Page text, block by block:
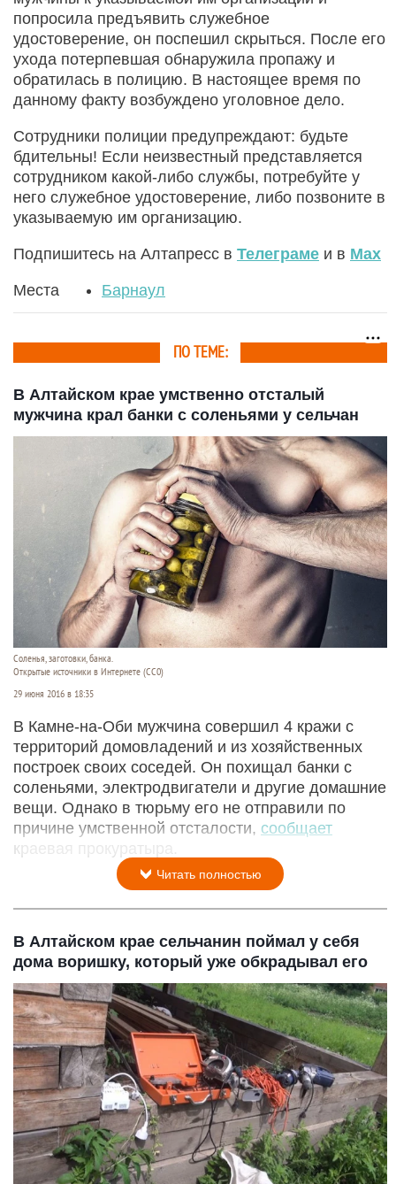
попросила предъявить служебное
удостоверение, он поспешил скрыться. После его
ухода потерпевшая обнаружила пропажу и
обратилась в полицию. В настоящее время по
данному факту возбуждено уголовное дело.
Сотрудники полиции предупреждают: будьте
бдительны! Если неизвестный представляется
сотрудником какой-либо службы, потребуйте у
него служебное удостоверение, либо позвоните в
указываемую им организацию.
Подпишитесь на Алтапресс в Телеграме и в Max
Места Барнаул
ПО ТЕМЕ:
В Алтайском крае умственно отсталый
мужчина крал банки с соленьями у сельчан
Соленья, заготовки, банка.
Открытые источники в Интернете (СС0)
29 июня 2016 в 18:35
В Камне-на-Оби мужчина совершил 4 кражи с
территорий домовладений и из хозяйственных
построек своих соседей. Он похищал банки с
соленьями, электродвигатели и другие домашние
вещи. Однако в тюрьму его не отправили по
причине умственной отсталости, сообщает
краевая прокуратыра.
Читать полностью
В Алтайском крае сельчанин поймал у себя
дома воришку, который уже обкрадывал его